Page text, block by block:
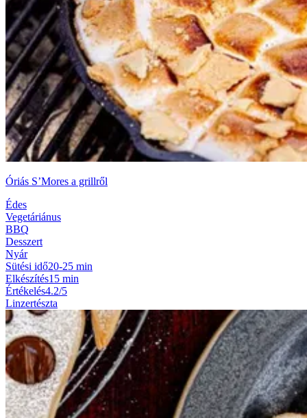
Óriás S’Mores a grillről
Édes
Vegetáriánus
BBQ
Desszert
Nyár
Sütési idő20-25 min
Elkészítés15 min
Értékelés4.2/5
Linzertészta